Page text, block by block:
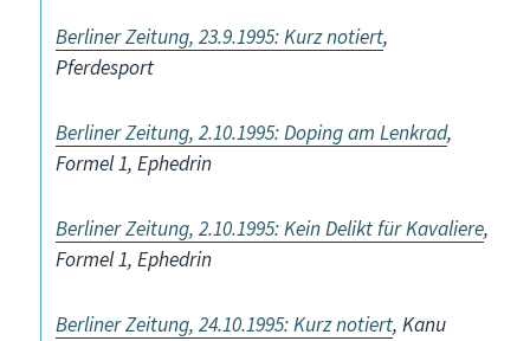
Berliner Zeitung, 23.9.1995: Kurz notiert,
Pferdesport
Berliner Zeitung, 2.10.1995: Doping am Lenkrad,
Formel 1, Ephedrin
Berliner Zeitung, 2.10.1995: Kein Delikt für Kavaliere,
Formel 1, Ephedrin
Berliner Zeitung, 24.10.1995: Kurz notiert, Kanu